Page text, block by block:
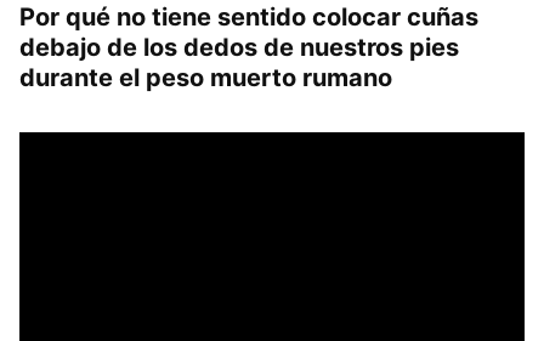
Por qué no tiene sentido colocar cuñas
debajo de los dedos de nuestros pies
durante el peso muerto rumano